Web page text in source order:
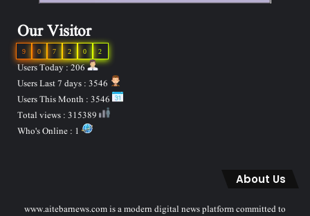
Our Visitor
2
0
2
7
0
9
Users Today : 206
About Us
www.aitebarnews.com is a modern digital news platform committed to